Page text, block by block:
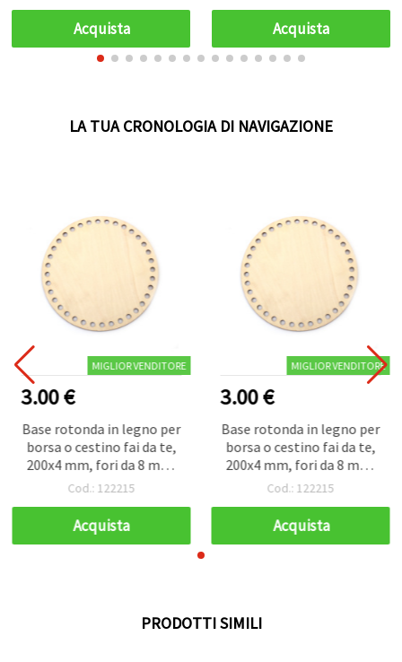
Bambini e Progetti di
Arte e Hobby
Acquista
Belle Arti
Acquista
LA TUA CRONOLOGIA DI NAVIGAZIONE
MIGLIOR VENDITORE
3.00 €
Base rotonda in legno per
borsa o cestino fai da te,
200x4 mm, fori da 8 mm,
colore legno naturale
Cod.: 122215
Acquista
MIGLIOR VENDITORE
3.00 €
Base rotonda in legno per
borsa o cestino fai da te,
200x4 mm, fori da 8 mm,
colore legno naturale
Cod.: 122215
Acquista
PRODOTTI SIMILI